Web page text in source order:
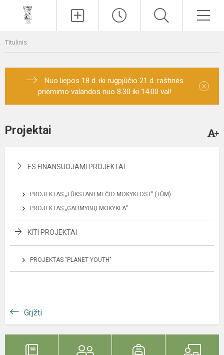
Titulinis
Nuo liepos 18 d. iki rugpjūčio 21 d. raštinės
priėmimo valandos nuo 8.30 iki 14.00 val!
×
Projektai
ES FINANSUOJAMI PROJEKTAI
PROJEKTAS „TŪKSTANTMEČIO MOKYKLOS I“ (TŪM)
PROJEKTAS „GALIMYBIŲ MOKYKLA“
KITI PROJEKTAI
PROJEKTAS "PLANET YOUTH"
Grįžti